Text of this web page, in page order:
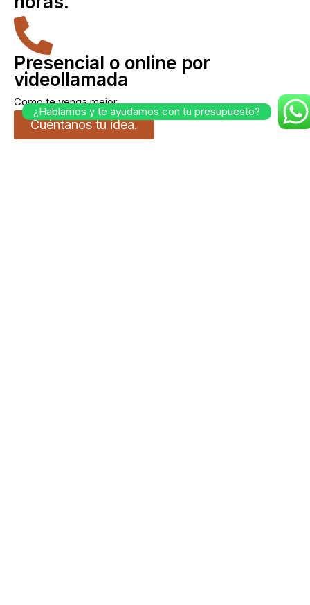
Presencial o online por
videollamada
Como te venga mejor.
Cuéntanos tu idea.
¿Hablamos y te ayudamos con tu presupuesto?